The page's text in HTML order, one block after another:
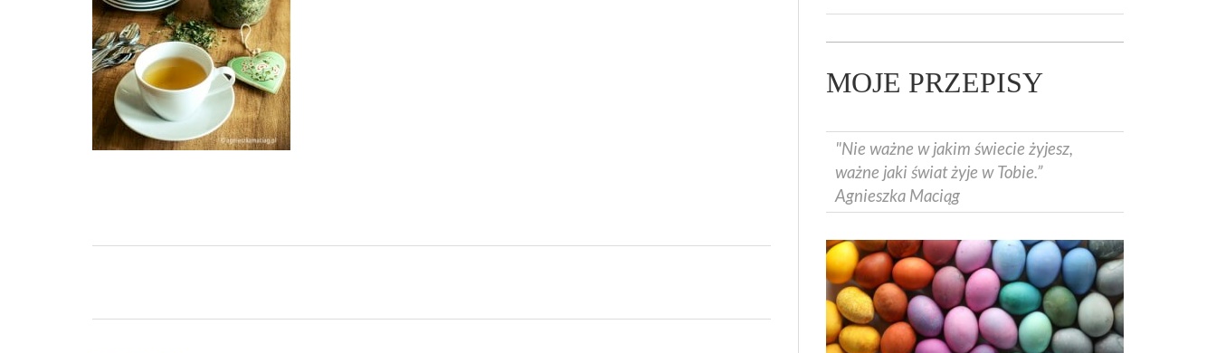
MOJE PRZEPISY
"Nie ważne w jakim świecie żyjesz,
ważne jaki świat żyje w Tobie.”
Agnieszka Maciąg